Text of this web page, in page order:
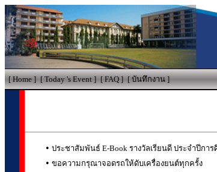
[Home] [Today 's Event] [FAQ] [บันทึกงาน]
• ประชาสัมพันธ์ E-Book รางวัลเรียนดี ประจำปีการ
• ขอความกรุณาจอดรถให้ดับเครื่องยนต์ทุกครั้ง